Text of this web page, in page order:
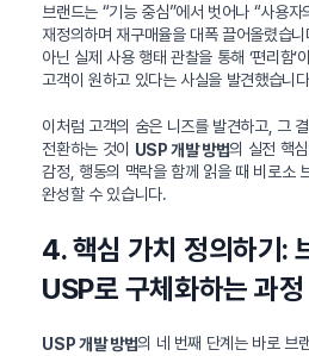
브랜드는 “기능 중심”에서 벗어나 “사용
재정의하며 재구매율을 대폭 끌어올렸습
아닌 실제 사용 행태 관찰을 통해 ‘편리함’
고객이 원하고 있다는 사실을 발견했습니
이처럼 고객의 숨은 니즈를 발견하고, 그
전환하는 것이 USP 개발 방법의 실전 핵
감정, 행동의 맥락을 함께 읽을 때 비로소
완성할 수 있습니다.
4. 핵심 가치 정의하기:
USP로 구체화하는 과정
USP 개발 방법의 네 번째 단계는 바로 브